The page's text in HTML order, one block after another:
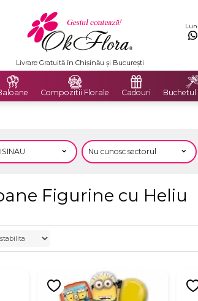
Livrare Gratuită în Chișinău și București
Compozitii Florale Cadouri Buchetul
Figurine cu Heliu